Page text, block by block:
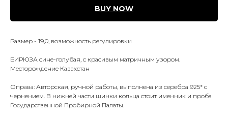
BUY NOW
Размер - 19,0, возможность регулировки
БИРЮЗА сине-голубая, с красивым матричным узором.
Месторождение Казахстан
Оправа: Авторская, ручной работы, выполнена из серебра 925* с
чернением. В нижней части шинки кольца стоит именник и проба
Государственной Пробирной Палаты.